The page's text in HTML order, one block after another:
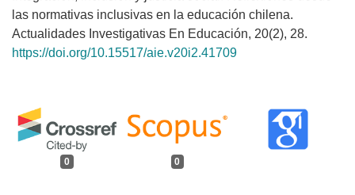
0 0
las normativas inclusivas en la educación chilena.
Actualidades Investigativas En Educación, 20(2), 28.
https://doi.org/10.15517/aie.v20i2.41709